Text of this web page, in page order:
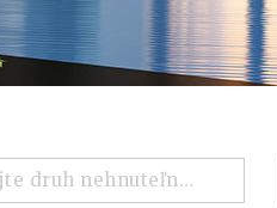
druh nehnuteľnosti ..